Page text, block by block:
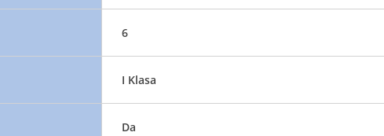
6
I Klasa
Da